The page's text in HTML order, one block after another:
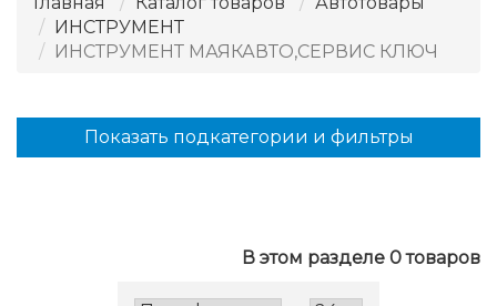
ИНСТРУМЕНТ
ИНСТРУМЕНТ МАЯКАВТО,СЕРВИС КЛЮЧ
В этом разделе 0 товаров
Показать подкатегории и фильтры